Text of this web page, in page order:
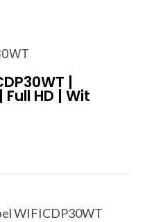
|
HD | Wit
WIFICDP30WT